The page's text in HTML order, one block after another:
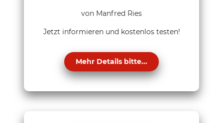
von Manfred Ries
Jetzt informieren und kostenlos testen!
Mehr Details bitte...